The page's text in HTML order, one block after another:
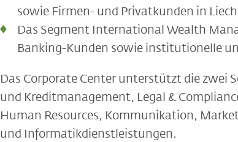
sowie Firmen- und Privatkunden in
Das Segment International Wealth
Banking-Kunden sowie institutionelle
Das Corporate Center unterstützt die zwei
und Kreditmanagement, Legal &
Human Resources, Kommunikation,
und Informatikdienstleistungen.